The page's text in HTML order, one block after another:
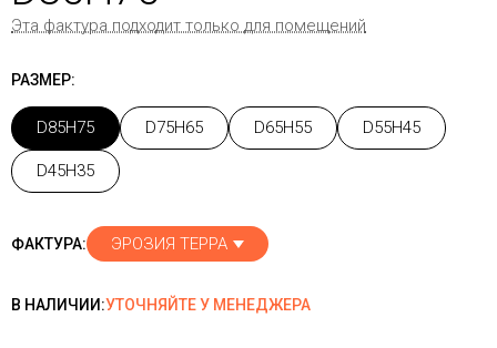
Эта фактура подходит только для помещений
РАЗМЕР:
D85H75 D75H65 D65H55 D55H45
D45H35
ФАКТУРА: ЭРОЗИЯ ТЕРРА
В НАЛИЧИИ:УТОЧНЯЙТЕ У МЕНЕДЖЕРА